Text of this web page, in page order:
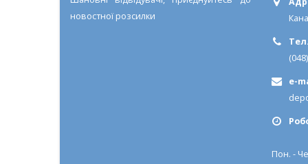
новостної розсилки
e-
Пон. -